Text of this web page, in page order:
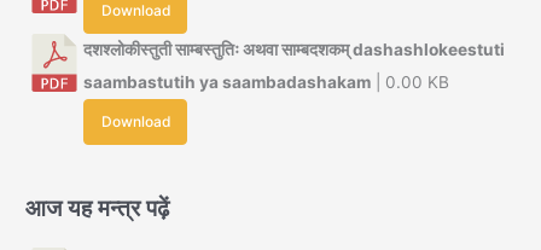
Download
दशश्लोकीस्तुती साम्बस्तुतिः अथवा साम्बदशकम् dashashlokeestuti
saambastutih ya saambadashakam | 0.00 KB
Download
आज यह मन्त्र पढ़ें